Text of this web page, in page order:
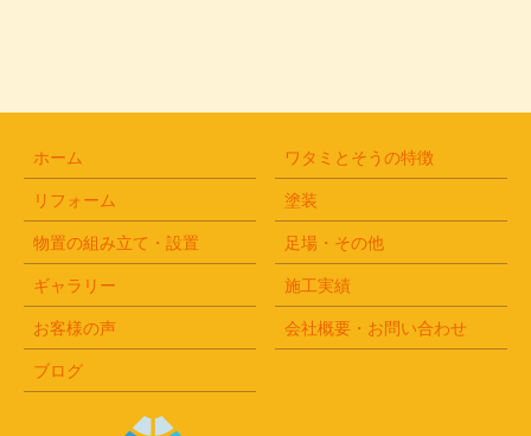
ホーム ワタミとそうの特徴
リフォーム 塗装
物置の組み立て・設置 足場・その他
ギャラリー 施工実績
お客様の声 会社概要・お問い合わせ
ブログ